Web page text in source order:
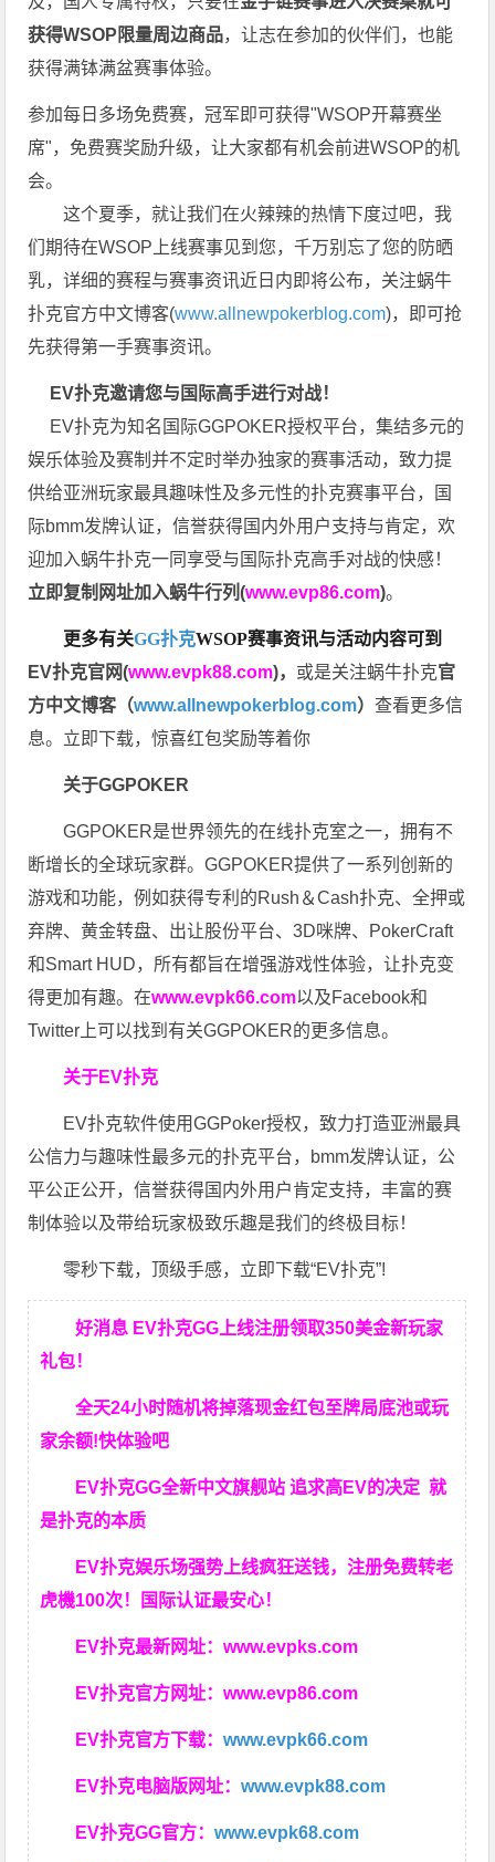
获得WSOP限量周边商品，让志在参加的伙伴们，也能
获得满钵满盆赛事体验。
参加每日多场免费赛，冠军即可获得"WSOP开幕赛坐
席"，免费赛奖励升级，让大家都有机会前进WSOP的机
会。
这个夏季，就让我们在火辣辣的热情下度过吧，我
们期待在WSOP上线赛事见到您，千万别忘了您的防晒
乳，详细的赛程与赛事资讯近日内即将公布，关注蜗牛
扑克官方中文博客(www.allnewpokerblog.com)，即可抢
先获得第一手赛事资讯。
EV扑克邀请您与国际高手进行对战！
EV扑克为知名国际GGPOKER授权平台，集结多元的
娱乐体验及赛制并不定时举办独家的赛事活动，致力提
供给亚洲玩家最具趣味性及多元性的扑克赛事平台，国
际bmm发牌认证，信誉获得国内外用户支持与肯定，欢
迎加入蜗牛扑克一同享受与国际扑克高手对战的快感！
立即复制网址加入蜗牛行列(www.evp86.com)。
更多有关GG扑克WSOP赛事资讯与活动内容可到
EV扑克官网(www.evpk88.com)， 或是关注蜗牛扑克官
方中文博客（www.allnewpokerblog.com）查看更多信
息。立即下载，惊喜红包奖励等着你
关于GGPOKER
GGPOKER是世界领先的在线扑克室之一，拥有不
断增长的全球玩家群。GGPOKER提供了一系列创新的
游戏和功能，例如获得专利的Rush＆Cash扑克、全押或
弃牌、黄金转盘、出让股份平台、3D咪牌、PokerCraft
和Smart HUD，所有都旨在增强游戏性体验，让扑克变
得更加有趣。在www.evpk66.com以及Facebook和
Twitter上可以找到有关GGPOKER的更多信息。
关于EV扑克
EV扑克软件使用GGPoker授权，致力打造亚洲最具
公信力与趣味性最多元的扑克平台，bmm发牌认证，公
平公正公开，信誉获得国内外用户肯定支持，丰富的赛
制体验以及带给玩家极致乐趣是我们的终极目标！
零秒下载，顶级手感，立即下载“EV扑克”!
好消息 EV扑克GG上线注册领取350美金新玩家
礼包！
全天24小时随机将掉落现金红包至牌局底池或玩
家余额!快体验吧
EV扑克GG全新中文旗舰站 追求高EV的决定就
是扑克的本质
EV扑克娱乐场强势上线疯狂送钱，注册免费转老
虎機100次！国际认证最安心！
EV扑克最新网址：www.evpks.com
EV扑克官方网址：www.evp86.com
EV扑克官方下载：www.evpk66.com
EV扑克电脑版网址：www.evpk88.com
EV扑克GG官方：www.evpk68.com